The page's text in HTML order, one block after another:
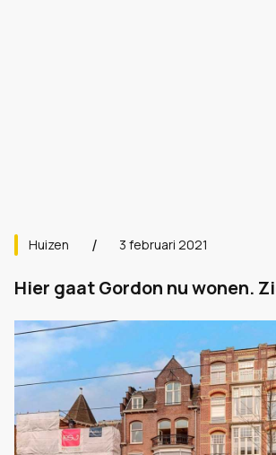
Huizen 3 februari 2021
Hier gaat Gordon nu wonen.